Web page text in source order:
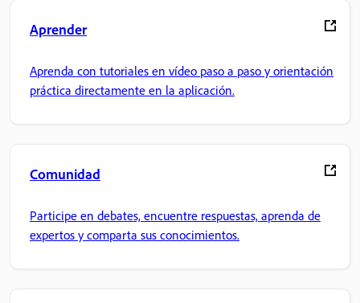
Aprender
Aprenda con tutoriales en vídeo paso a paso y orientación
práctica directamente en la aplicación.
Comunidad
Participe en debates, encuentre respuestas, aprenda de
expertos y comparta sus conocimientos.